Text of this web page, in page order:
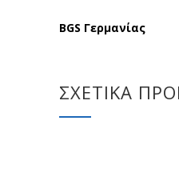
BGS Γερμανίας
ΣΧΕΤΙΚΆ